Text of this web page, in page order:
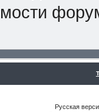
Русская